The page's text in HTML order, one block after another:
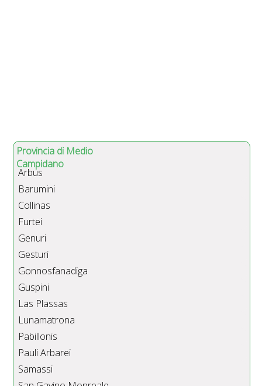
Provincia di Medio
Campidano
Arbus
Barumini
Collinas
Furtei
Genuri
Gesturi
Gonnosfanadiga
Guspini
Las Plassas
Lunamatrona
Pabillonis
Pauli Arbarei
Samassi